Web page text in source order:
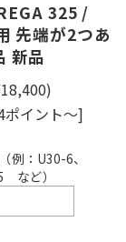
325 /
先端が2つあ
新品
ポイント～]
例：U30-6、
など）